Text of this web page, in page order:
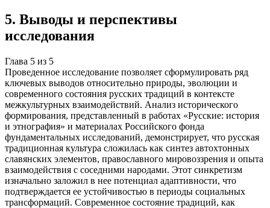
5. Выводы и перспективы
исследования
Глава 5 из 5
Проведенное исследование позволяет сформулировать ряд
ключевых выводов относительно природы, эволюции и
современного состояния русских традиций в контексте
межкультурных взаимодействий. Анализ исторического
формирования, представленный в работах «Русские: история
и этнография» и материалах Российского фонда
фундаментальных исследований, демонстрирует, что русская
традиционная культура сложилась как синтез автохтонных
славянских элементов, православного мировоззрения и опыта
взаимодействия с соседними народами. Этот синкретизм
изначально заложил в нее потенциал адаптивности, что
подтверждается ее устойчивостью в периоды социальных
трансформаций. Современное состояние традиций, как